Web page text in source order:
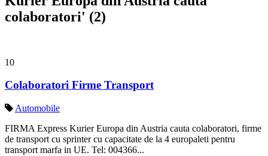
colaboratori' (2)
10
Colaboratori Firme Transport
Automobile
FIRMA Express Kurier Europa din Austria cauta colaboratori, firme
de transport cu sprinter cu capacitate de la 4 europaleti pentru
transport marfa in UE. Tel: 004366...